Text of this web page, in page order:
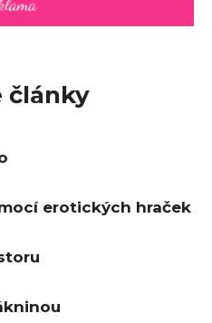
články
erotických hraček